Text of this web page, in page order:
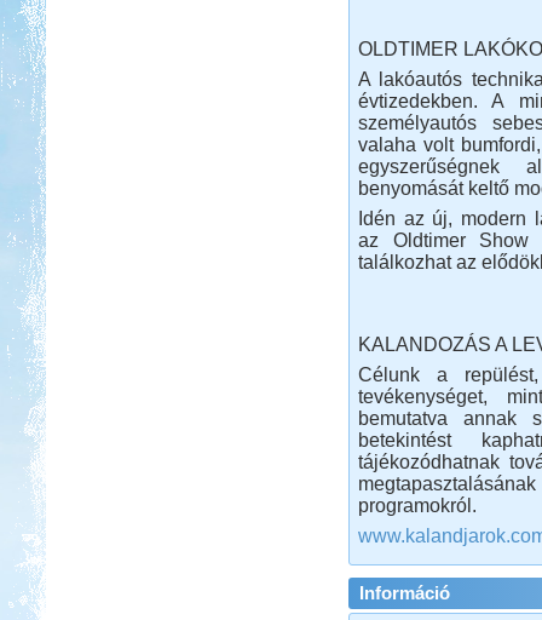
OLDTIMER
A lakóautós
évtizedekben. A
személyautós
valaha volt
egyszerűségnek
benyomását keltő
Idén az új, modern
az Oldtimer Show
találkozhat az
KALANDOZÁS A
Célunk a
tevékenységet,
bemutatva annak
betekintést
tájékozódhatnak
programokról.
Információ